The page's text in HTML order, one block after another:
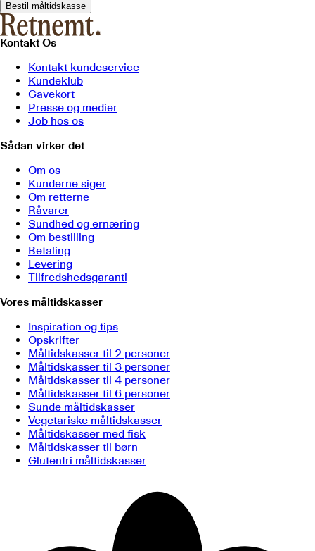
Bestil måltidskasse
Kontakt Os
Kontakt kundeservice
Kundeklub
Gavekort
Presse og medier
Job hos os
Sådan virker det
Om os
Kunderne siger
Om retterne
Råvarer
Sundhed og ernæring
Om bestilling
Betaling
Levering
Tilfredshedsgaranti
Vores måltidskasser
Inspiration og tips
Opskrifter
Måltidskasser til 2 personer
Måltidskasser til 3 personer
Måltidskasser til 4 personer
Måltidskasser til 6 personer
Sunde måltidskasser
Vegetariske måltidskasser
Måltidskasser med fisk
Måltidskasser til børn
Glutenfri måltidskasser